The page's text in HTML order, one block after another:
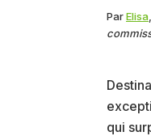
ParElisa
qui